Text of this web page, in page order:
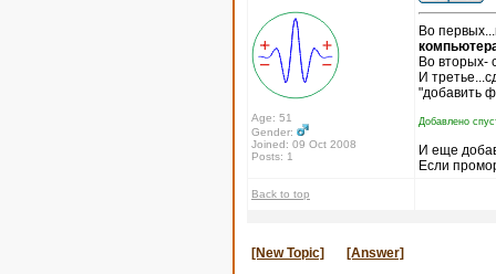
Age: 51
Gender:
Joined: 09 Oct 2008
Posts: 1
Во
Во вторых-
И
"добавить
Добавлено
И еще
Если
Back to top
[New Topic] [Answer]